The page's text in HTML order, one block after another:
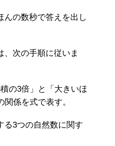
んの数秒で答えを出し
、次の手順に従いま
の3倍」と「大きいほ
関係を式で表す。
る3つの自然数に関す